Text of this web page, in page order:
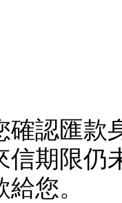
確認匯款
信期限仍
您。